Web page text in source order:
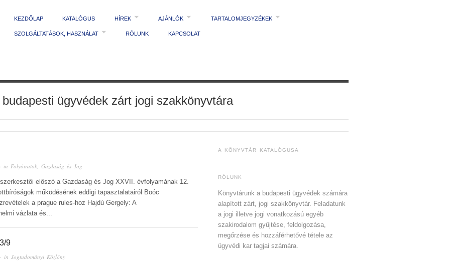
KEZDŐLAP KATALÓGUS HÍREK AJÁNLÓK TARTALOMJEGYZÉKEK
SZOLGÁLTATÁSOK, HASZNÁLAT RÓLUNK KAPCSOLAT
ügyvédek zárt jogi szakkönyvtára
in Folyóiratok Gazdaság és Jog
előszó a Gazdaság és Jog XXVII. évfolyamának 12.
működésének eddigi tapasztalatairól Boóc
a prague rules-hoz Hajdú Gergely: A
vázlata és...
9
in Jogtudományi Közlöny
A KÖNYVTÁR KATALÓGUSA
RÓLUNK
Könyvtárunk a budapesti ügyvédek számára
alapított zárt, jogi szakkönyvtár. Feladatunk
a jogi illetve jogi vonatkozású egyéb
szakirodalom gyűjtése, feldolgozása,
megőrzése és hozzáférhetővé tétele az
ügyvédi kar tagjai számára.